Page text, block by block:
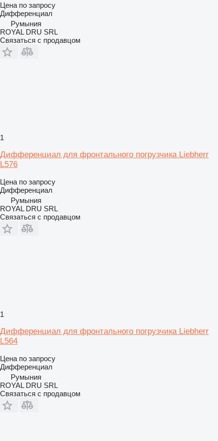
Цена по запросу
Дифференциал
Румыния
ROYAL DRU SRL
Связаться с продавцом
1
Дифференциал для фронтального погрузчика Liebherr
L576
Цена по запросу
Дифференциал
Румыния
ROYAL DRU SRL
Связаться с продавцом
1
Дифференциал для фронтального погрузчика Liebherr
L564
Цена по запросу
Дифференциал
Румыния
ROYAL DRU SRL
Связаться с продавцом